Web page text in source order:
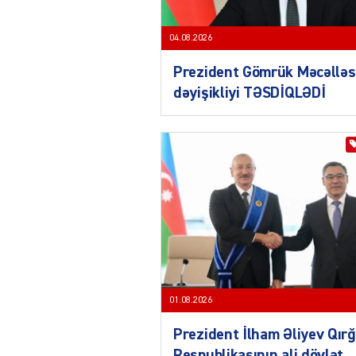
04.08.2026
Prezident Gömrük
dəyişikliyi TƏSDİQLƏDİ
01.08.2026
Prezident İlham Əliyev